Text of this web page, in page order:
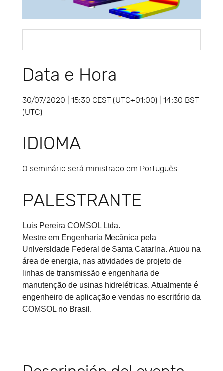
Data e Hora
30/07/2020 | 15:30 CEST (UTC+01:00) | 14:30 BST
(UTC)
IDIOMA
O seminário será ministrado em Português.
PALESTRANTE
Luis Pereira COMSOL Ltda.
Mestre em Engenharia Mecânica pela
Universidade Federal de Santa Catarina. Atuou na
área de energia, nas atividades de projeto de
linhas de transmissão e engenharia de
manutenção de usinas hidrelétricas. Atualmente é
engenheiro de aplicação e vendas no escritório da
COMSOL no Brasil.